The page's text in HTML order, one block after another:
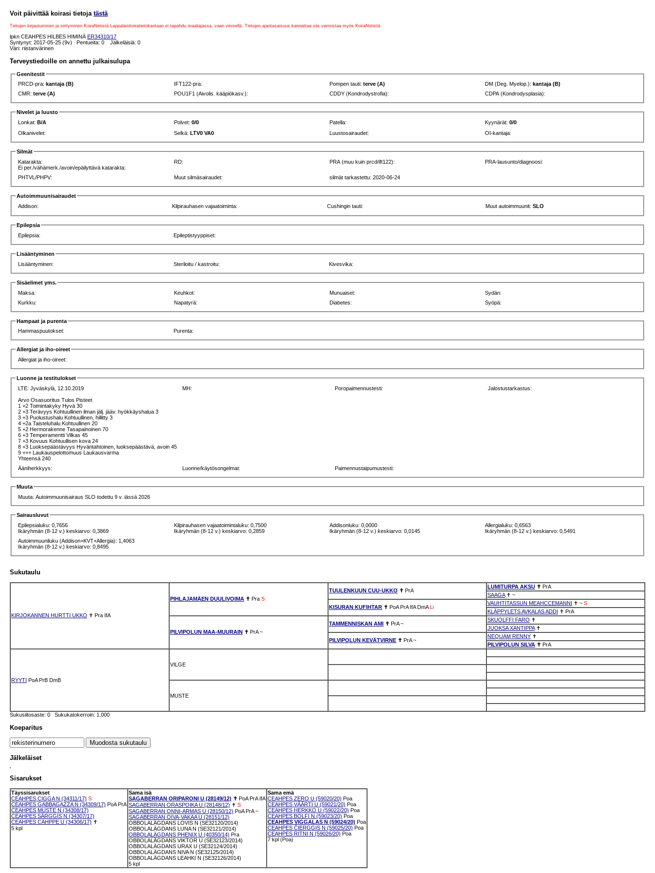
Voit päivittää koirasi tietoja tästä
Tietojen kirjautuminen ja siirtyminen KoiraNetistä Lappalaiskoiratietokantaan ei tapahdu reaaliajassa, vaan viiveellä. Tietojen ajantasaisuus kannattaa siis varmistaa myös KoiraNetistä.
lpkn CEAHPES HILBES HIMINÄ ER34310/17
Syntynyt: 2017-05-25 (9v) Pentueita: 0 Jälkeläisiä: 0
Väri: riistanvärinen
Terveystiedoille on annettu julkaisulupa
Geenitestit
PRCD-pra: kantaja (B) IFT122-pra: Pompen tauti:terve (A) DM (Deg. Myelop.): kantaja (B)
CMR:terve (A) POU1F1 (Aivolis. kääpiökasv.): CDDY (Kondrodystrofia): CDPA (Kondrodysplasia):
Nivelet ja luusto
Lonkat:B/A Polvet:0/0 Patella: Kyynärät:0/0
Olkanivelet:
Selkä:LTV0 VA0 Luustosairaudet: OI-kantaja:
Silmät
Katarakta:
Ei per./vähämerk./avoin/epäilyttävä katarakta:
RD: PRA (muu kuin prcd/ift122): PRA-lausunto/diagnoosi:
PHTVL/PHPV: Muut silmäsairaudet: silmät tarkastettu: 2020-06-24
Autoimmuunisairaudet
Addison:
Kilpirauhasen vajaatoiminta: Cushingin tauti: Muut autoimmuunit:SLO
Epilepsia
Epilepsia:
Epileptistyyppiset:
Lisääntyminen
Lisääntyminen:
Steriloitu / kastroitu: Kivesvika:
Sisäelimet yms.
Maksa:
Keuhkot: Munuaiset:
Sydän:
Kurkku:
Napatyrä: Diabetes: Syöpä:
Hampaat ja purenta
Hammaspuutokset:
Purenta:
Allergiat ja iho-oireet
Allergiat ja iho-oireet:
Luonne ja testitulokset
LTE:Jyväskylä, 12.10.2019
Arvo Osasuoritus Tulos Pisteet
1 +2 Toimintakyky Hyvä 30
2 +3 Terävyys Kohtuullinen ilman jälj. jääv. hyökkäyshalua 3
3 +3 Puolustushalu Kohtuullinen, hillitty 3
4 +2a Taisteluhalu Kohtuullinen 20
5 +2 Hermorakenne Tasapainoinen 70
6 +3 Temperamentti Vilkas 45
7 +3 Kovuus Kohtuullisen kova 24
8 +3 Luoksepäästävyys Hyväntahtoinen, luoksepäästävä, avoin 45
9 +++ Laukauspelottomuus Laukausvarma
Yhteensä 240
MH: Poropaimennustesti: Jalostustarkastus:
Ääniherkkyys: Luonne/käytösongelmat: Paimennustaipumustesti:
Muuta
Muuta: Autoimmuunisairaus SLO todettu 9 v. iässä 2026
Sairausluvut
Epilepsialuku: 0,7656
Ikäryhmän (8-12 v.) keskiarvo: 0,3869
Kilpirauhasen vajaatoimintaluku: 0,7500
Ikäryhmän (8-12 v.) keskiarvo: 0,2859
Addisonluku: 0,0000
Ikäryhmän (8-12 v.) keskiarvo: 0,0145
Allergialuku: 0,6563
Ikäryhmän (8-12 v.) keskiarvo: 0,5491
Autoimmuuniluku (Addison+KVT+Allergia): 1,4063
Ikäryhmän (8-12 v.) keskiarvo: 0,8495
Sukutaulu
KIRJOKANNEN HURTTI UKKO ✝ Pra IfA
PIHLAJAMÄEN DUULIVOIMA ✝ Pra S
TUULENKUUN CUU-UKKO ✝ PrA
LUMITURPA AKSU ✝ PrA
SAAGA✝ ~
KISURAN KUFIHTAR ✝ PoA PrA IfA DmA Li
VAUHTITASSUN MEAHCCEMANNI ✝ ~ S
KLÄPPYLETS AVKALAS ADDI ✝ PrA
PILVIPOLUN MAA-MUURAIN ✝ PrA ~
TAMMENNISKAN AMI ✝ PrA ~
SKUOLFFI FARO ✝
JUOKSA XANTIPPA✝
PILVIPOLUN KEVÄTVIRNE ✝ PrA ~
NEQUAM RENNY ✝
PILVIPOLUN SILVA ✝ PrA
RYYTI PoA PrB DmB
VILGE
MUSTE
Sukusiitosaste: 0 Sukukatokerroin: 1.000
Koeparitus
Jälkeläiset
Sisarukset
Täyssisarukset
CEAHPES CIGGA N (34311/17) S
CEAHPES GABBAGAZZA N (34309/17) PoA PrA
CEAHPES MUSTE N (34308/17)
CEAHPES SÁRGGIS N (34307/17)
CEAHPES CÁHPPE U (34306/17) ✝
5 kpl
Sama isä
SAGABERRAN ORIPARONI U (28149/12) ✝ PoA PrA IfA
SAGABERRAN ORASPOIKA U (28148/12) ✝ S
SAGABERRAN ONNI-ARMAS U (28150/12) PoA PrA ~
SAGABERRAN OIVA-VAKAA U (28151/12)
OBBOLALÄGDANS LOVIS N (SE32120/2014)
OBBOLALÄGDANS LUNA N (SE32121/2014)
OBBOLALÄGDANS PHENIX U (40350/14) Pra
OBBOLALÄGDANS VIKTOR U (SE32123/2014)
OBBOLALÄGDANS URAX U (SE32124/2014)
OBBOLALÄGDANS NIVA N (SE32125/2014)
OBBOLALÄGDANS LEAHKI N (SE32126/2014)
5 kpl
Sama emä
CEAHPES ZERO U (59020/20) Poa
CEAHPES VÄÄRTI U (59021/20) Poa
CEAHPES HERKKO U (59022/20) Poa
CEAHPES BOLFI N (59023/20) Poa
CEAHPES VIGGALAS N (59024/20) Poa
CEAHPES ČIERGGIS N (59025/20) Poa
CEAHPES RITNI N (59026/20) Poa
7 kpl (Poa)